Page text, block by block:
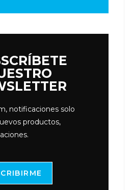
notificaciones solo
productos,